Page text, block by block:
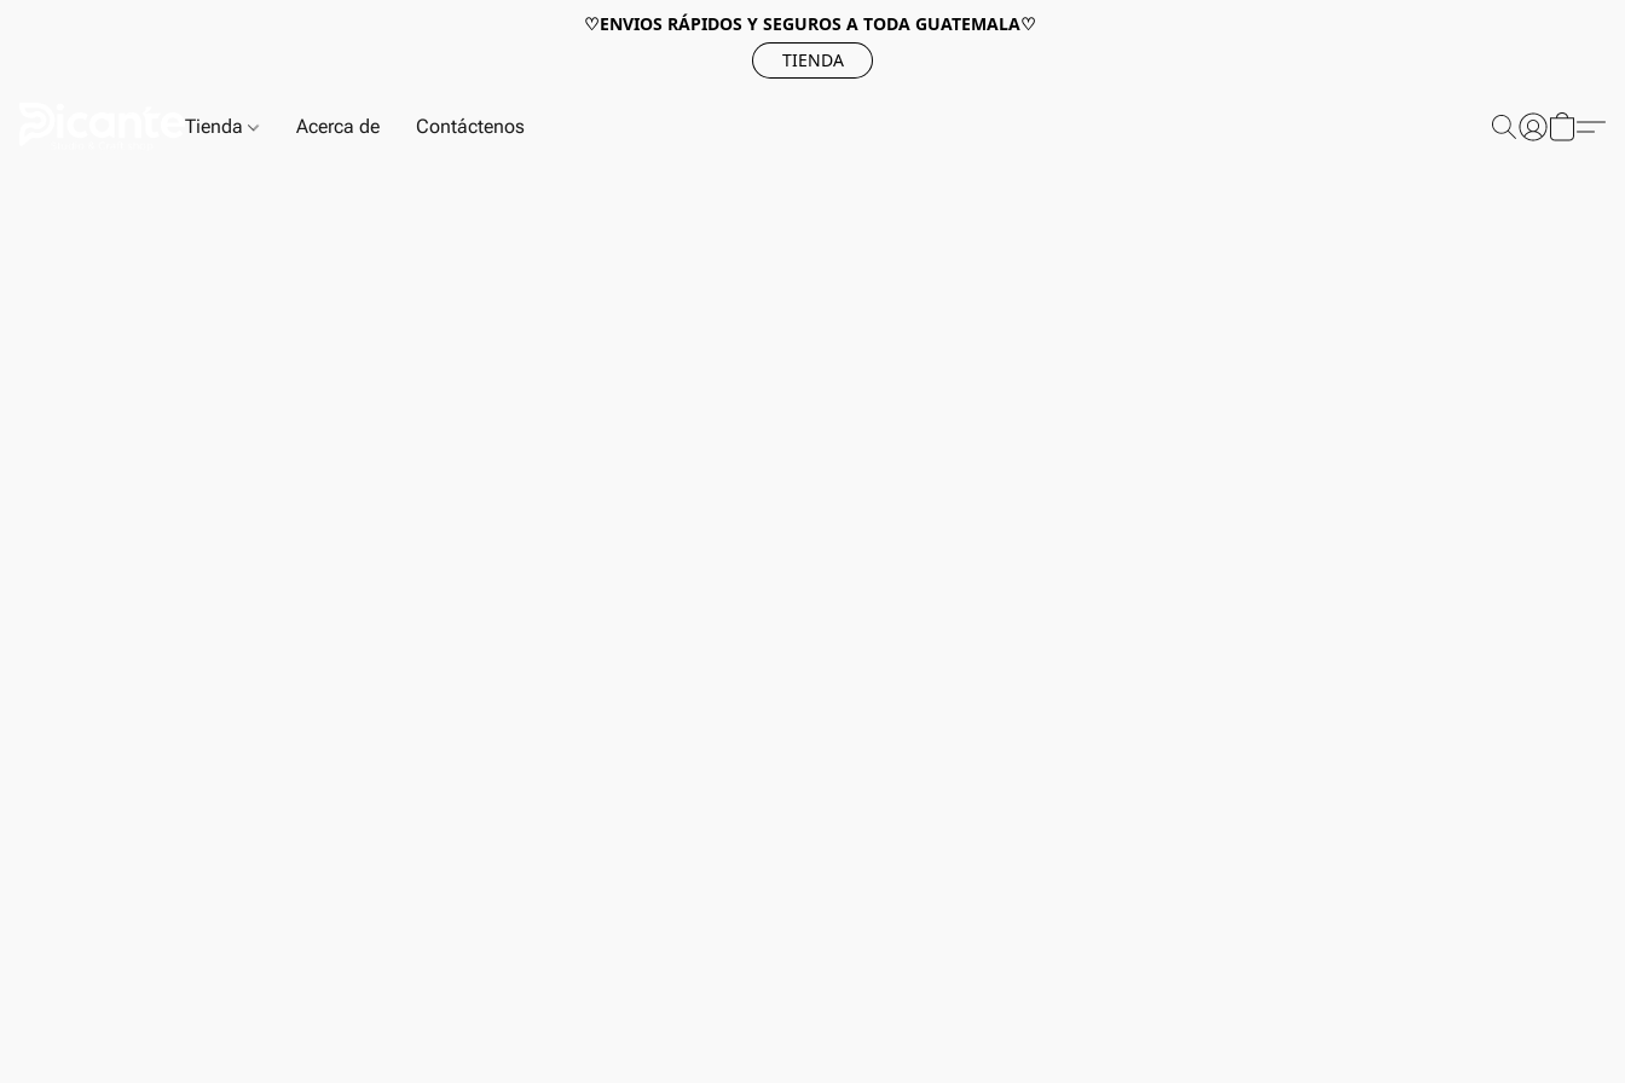
♡ENVIOS RÁPIDOS Y SEGUROS A TODA GUATEMALA♡
TIENDA
Tienda Acerca de Contáctenos